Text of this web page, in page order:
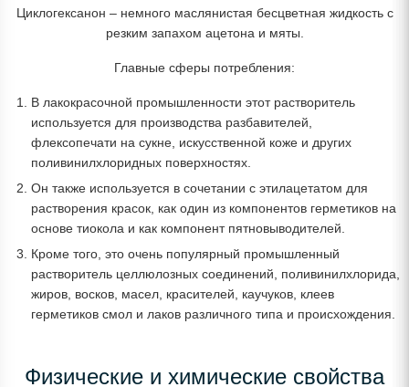
Циклогексанон – немного маслянистая бесцветная жидкость с
резким запахом ацетона и мяты.
Главные сферы потребления:
В лакокрасочной промышленности этот растворитель
используется для производства разбавителей,
флексопечати на сукне, искусственной коже и других
поливинилхлоридных поверхностях.
Он также используется в сочетании с этилацетатом для
растворения красок, как один из компонентов герметиков на
основе тиокола и как компонент пятновыводителей.
Кроме того, это очень популярный промышленный
растворитель целлюлозных соединений, поливинилхлорида,
жиров, восков, масел, красителей, каучуков, клеев
герметиков смол и лаков различного типа и происхождения.
Физические и химические свойства